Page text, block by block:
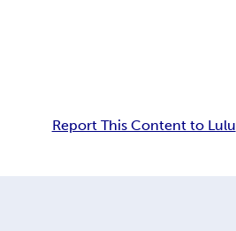
Report This Content to Lulu